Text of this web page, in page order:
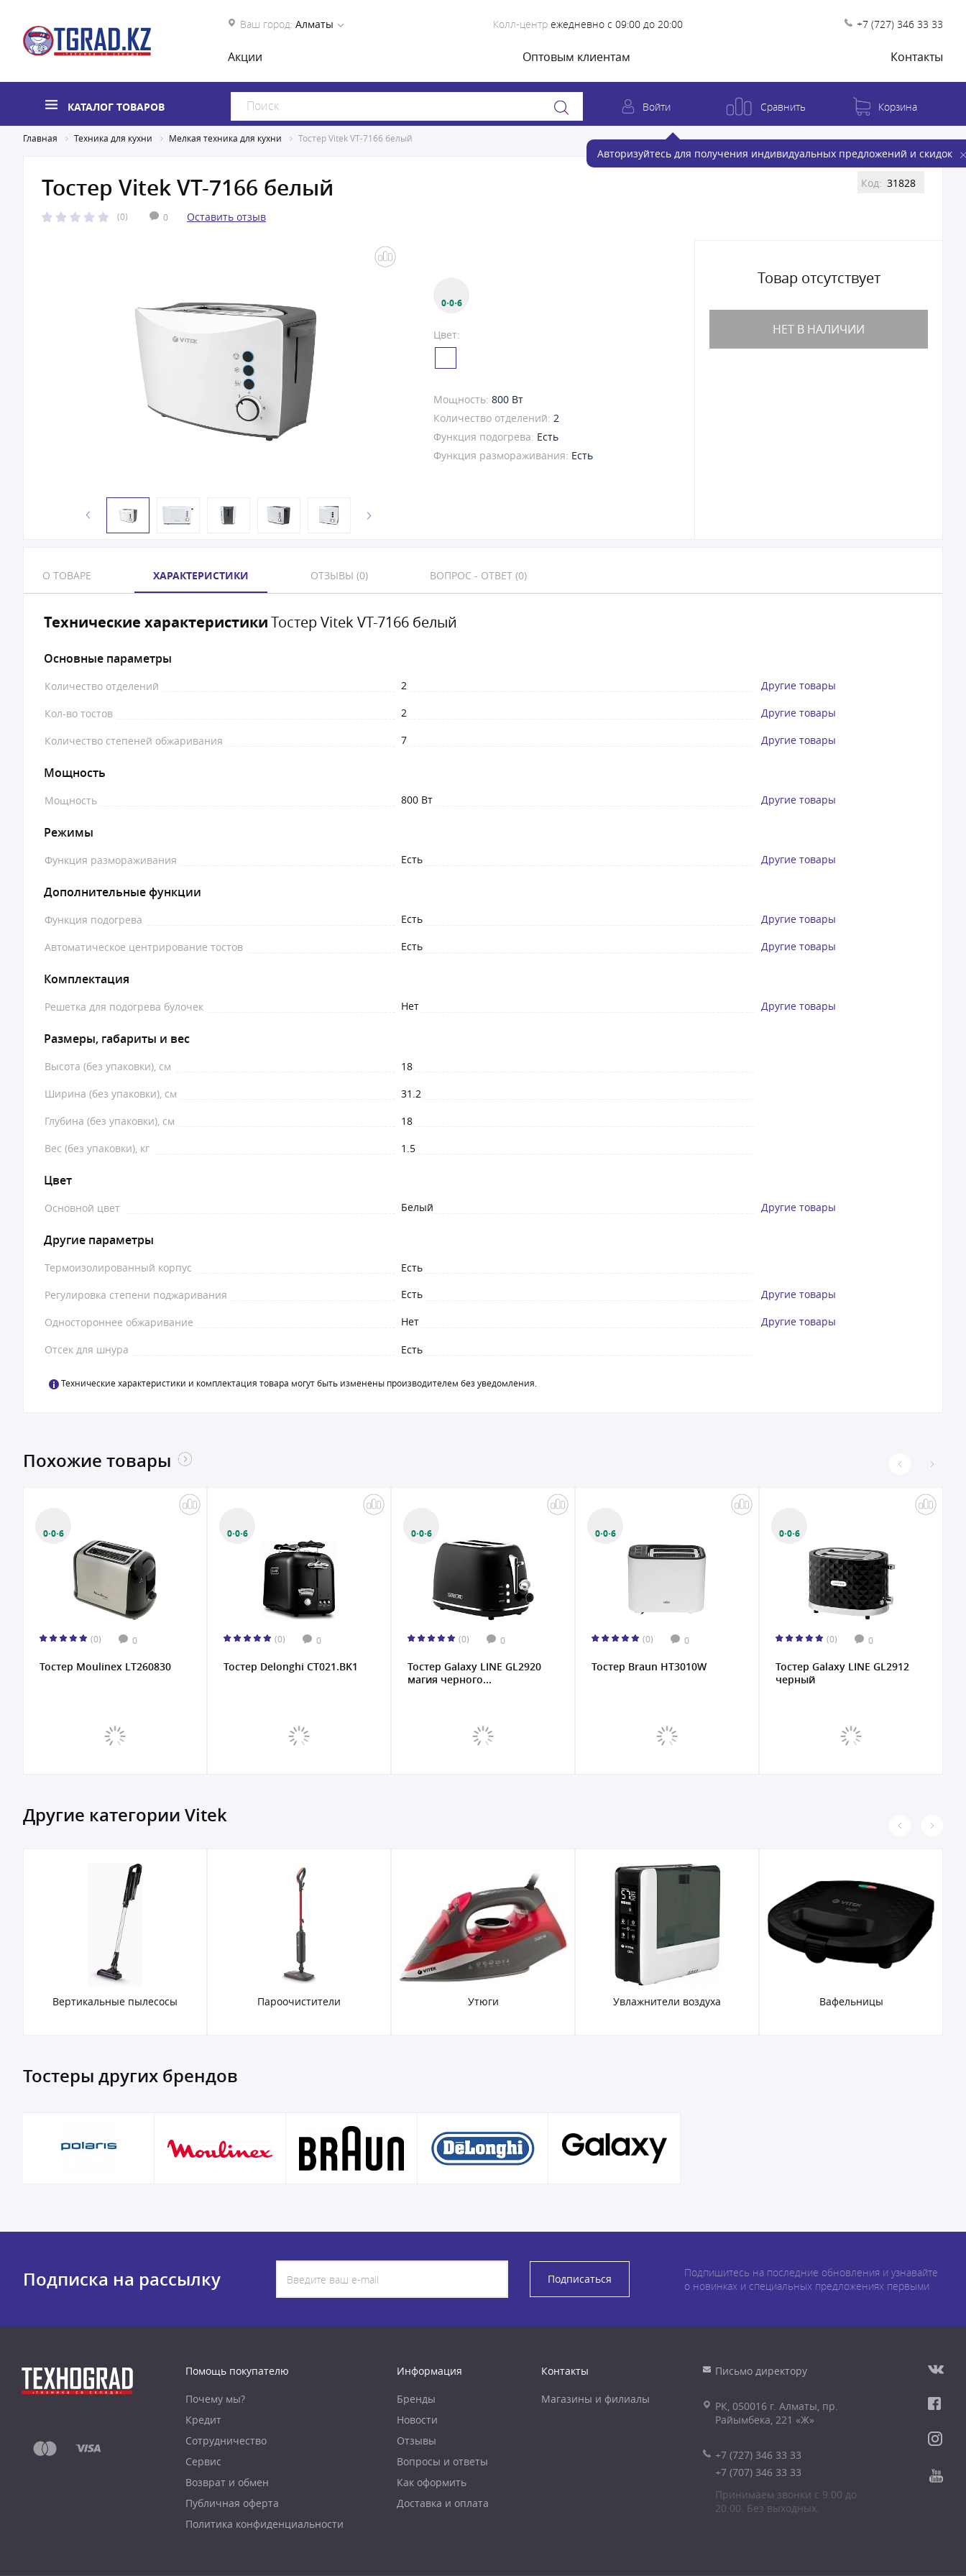
Ваш город: Алматы Колл-центр ежедневно с 09:00 до 20:00 +7 (727) 346 33 33
Акции Оптовым клиентам Контакты
КАТАЛОГ ТОВАРОВ Войти
Авторизуйтесь для получения индивидуальных предложений и скидок
Сравнить Корзина
Главная Техника для кухни Мелкая техника для кухни Тостер Vitek VT-7166 белый
Тостер Vitek VT-7166 белый
(0) 0 Оставить отзыв
Код: 31828
0·0·6
Цвет:
Мощность: 800 Вт
Количество отделений: 2
Функция подогрева: Есть
Функция размораживания: Есть
Товар отсутствует
НЕТ В НАЛИЧИИ
О ТОВАРЕ ХАРАКТЕРИСТИКИ ОТЗЫВЫ (0) ВОПРОС - ОТВЕТ (0)
Технические характеристикиТостер Vitek VT-7166 белый
Основные параметры
Количество отделений 2 Другие товары
Кол-во тостов 2 Другие товары
Количество степеней обжаривания 7 Другие товары
Мощность
Мощность 800 Вт Другие товары
Режимы
Функция размораживания Есть Другие товары
Дополнительные функции
Функция подогрева Есть Другие товары
Автоматическое центрирование тостов Есть Другие товары
Комплектация
Решетка для подогрева булочек Нет Другие товары
Размеры, габариты и вес
Высота (без упаковки), см
18
Ширина (без упаковки), см
31.2
Глубина (без упаковки), см
18
Вес (без упаковки), кг
1.5
Цвет
Основной цвет Белый Другие товары
Другие параметры
Термоизолированный корпус
Есть
Регулировка степени поджаривания
Есть Другие товары
Одностороннее обжаривание Нет Другие товары
Отсек для шнура Есть
Технические характеристики и комплектация товара могут быть изменены производителем без уведомления.
Похожие товары
0·0·6
(0) 0
Тостер Moulinex LT260830
0·0·6
(0) 0
Тостер Delonghi CT021.BK1
0·0·6
(0) 0
Тостер Galaxy LINE GL2920
магия черного...
0·0·6
(0) 0
Тостер Braun HT3010W
0·0·6
(0) 0
Тостер Galaxy LINE GL2912
черный
Другие категории Vitek
Вертикальные пылесосы Пароочистители Утюги Увлажнители воздуха Вафельницы
Тостеры других брендов
Подписка на рассылку Подписаться
Подпишитесь на последние обновления и узнавайте
о новинках и специальных предложениях первыми
Помощь покупателю
Почему мы?
Кредит
Сотрудничество
Сервис
Возврат и обмен
Публичная оферта
Политика конфиденциальности
Информация
Бренды
Новости
Отзывы
Вопросы и ответы
Как оформить
Доставка и оплата
Контакты
Магазины и филиалы
Письмо директору
РК, 050016 г. Алматы, пр.
Райымбека, 221 «Ж»
+7 (727) 346 33 33
+7 (707) 346 33 33
Принимаем звонки с 9.00 до
20.00. Без выходных.